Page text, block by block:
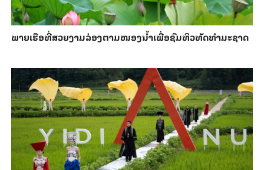
ພາຍ​ເຮືອທີ່​ສວຍ​ງາມ​ລ່ອງ​ຕາມ​​ໜອງນ້ຳ​​ເພື່ອ​ຊົມ​ທິວ​ທັດ​ທຳ​ມະ​ຊາດ